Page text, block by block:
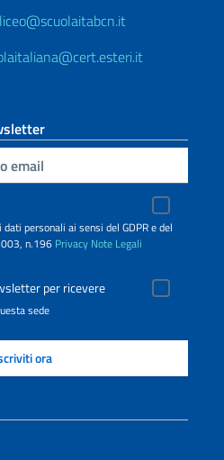
personali ai sensi del GDPR e del
n.196 Privacy Note Legali
per ricevere
sede